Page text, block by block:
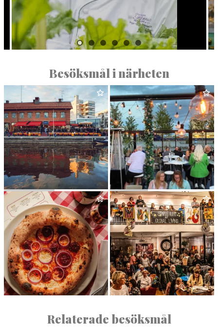
Besöksmål i närheten
KAJ­PLATS9 AGRILL
Relaterade besöksmål